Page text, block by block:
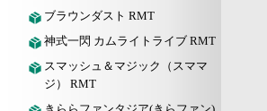
ブラウンダスト RMT
神式一閃 カムライトライブ RMT
スマッシュ＆マジック（スママ
ジ） RMT